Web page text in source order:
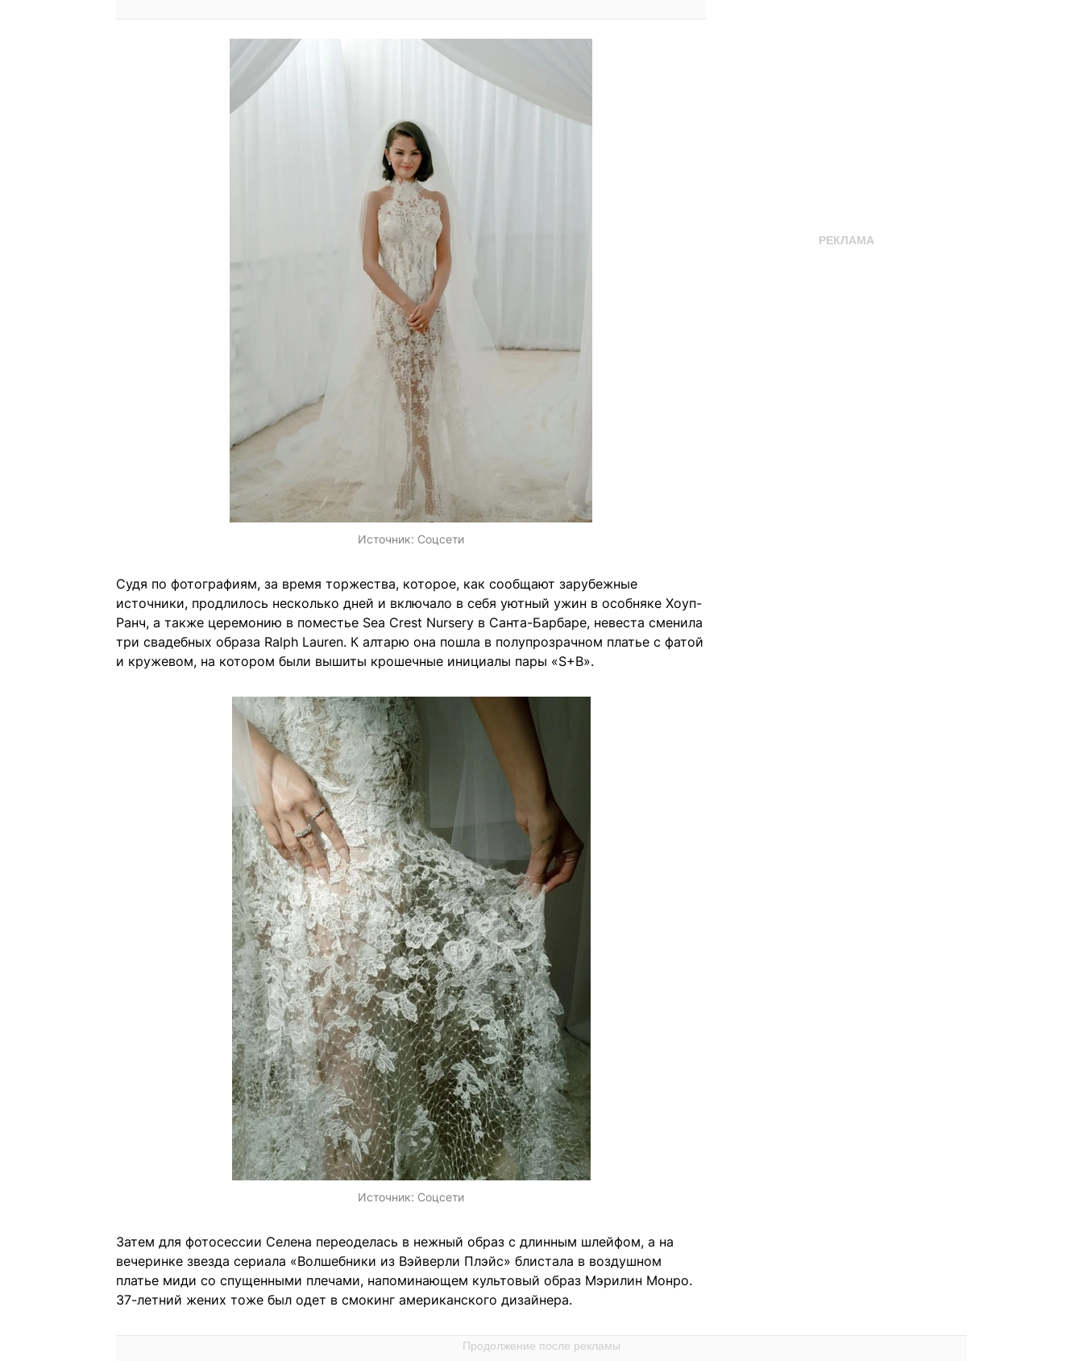
Источник: Соцсети
Судя по фотографиям, за время торжества, которое, как сообщают зарубежные
источники, продлилось несколько дней и включало в себя уютный ужин в особняке Хоуп-
Ранч, а также церемонию в поместье Sea Crest Nursery в Санта-Барбаре, невеста сменила
три свадебных образа Ralph Lauren. К алтарю она пошла в полупрозрачном платье с фатой
и кружевом, на котором были вышиты крошечные инициалы пары «S+B».
Источник: Соцсети
Затем для фотосессии Селена переоделась в нежный образ с длинным шлейфом, а на
вечеринке звезда сериала «Волшебники из Вэйверли Плэйс» блистала в воздушном
платье миди со спущенными плечами, напоминающем культовый образ Мэрилин Монро.
37-летний жених тоже был одет в смокинг американского дизайнера.